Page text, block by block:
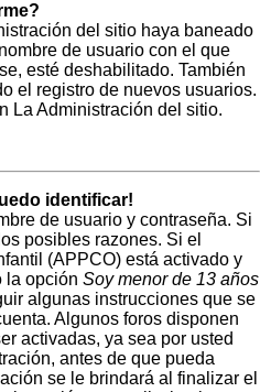
del sitio haya baneado
de usuario con el que
esté deshabilitado. También
el registro de nuevos usuarios.
La Administración del sitio.
identificar!
de usuario y contraseña. Si
posibles razones. Si el
(APPCO) está activado y
la opción Soy menor de 13 años
algunas instrucciones que se
Algunos foros disponen
activadas, ya sea por usted
antes de que pueda
se le brindará al finalizar el